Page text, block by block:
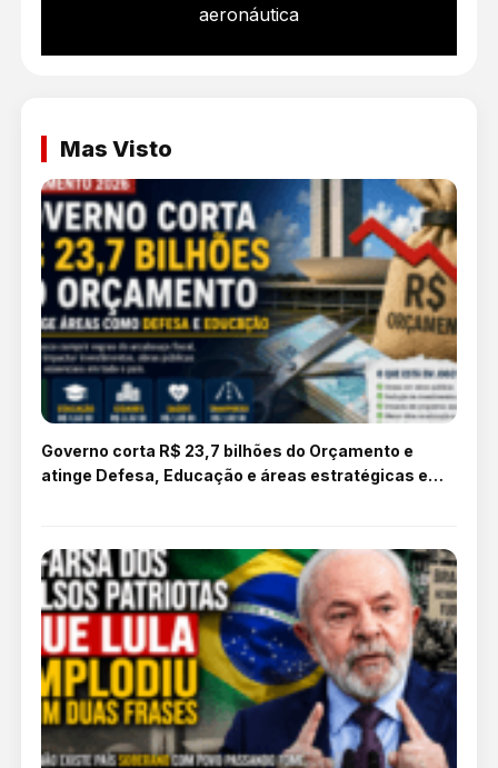
aeronáutica
Mas Visto
Governo corta R$ 23,7 bilhões do Orçamento e
atinge Defesa, Educação e áreas estratégicas em